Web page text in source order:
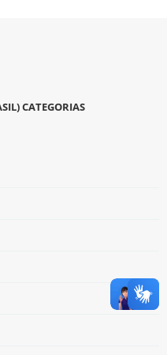
CATEGORIAS